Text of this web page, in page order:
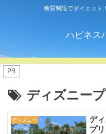
糖質制限でダイエット
ハピネス
PR
ディズニー
ディズニー
デ
プ